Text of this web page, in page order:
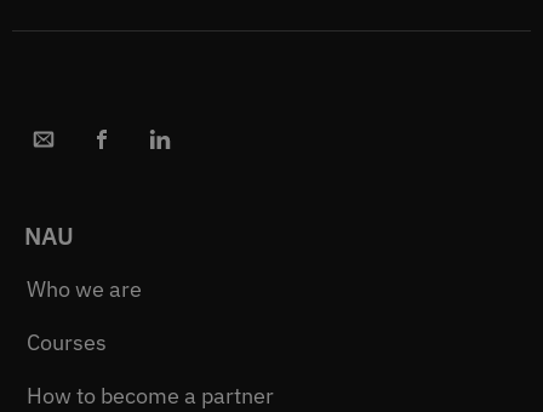
NAU
Who we are
Courses
How to become a partner